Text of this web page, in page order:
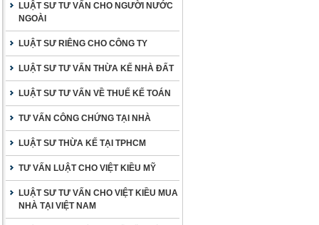
LUẬT SƯ TƯ VẤN CHO NGƯỜI NƯỚC
NGOÀI
LUẬT SƯ RIÊNG CHO CÔNG TY
LUẬT SƯ TƯ VẤN THỪA KẾ NHÀ ĐẤT
LUẬT SƯ TƯ VẤN VỀ THUẾ KẾ TOÁN
TƯ VẤN CÔNG CHỨNG TẠI NHÀ
LUẬT SƯ THỪA KẾ TẠI TPHCM
TƯ VẤN LUẬT CHO VIỆT KIỀU MỸ
LUẬT SƯ TƯ VẤN CHO VIỆT KIỀU MUA
NHÀ TẠI VIỆT NAM